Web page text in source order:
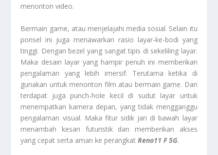
menonton video.
Bermain game, atau menjelajahi media sosial. Selain itu
ponsel ini juga menawarkan rasio layar-ke-bodi yang
tinggi. Dengan bezel yang sangat tipis di sekeliling layar.
Maka desain layar yang hampir penuh ini memberikan
pengalaman yang lebih imersif. Terutama ketika di
gunakan untuk menonton film atau bermain game. Dan
terdapat juga punch-hole kecil di sudut layar untuk
menempatkan kamera depan, yang tidak mengganggu
pengalaman visual. Maka fitur sidik jari di bawah layar
menambah kesan futuristik dan memberikan akses
yang cepat serta aman ke perangkatReno11 F 5G.